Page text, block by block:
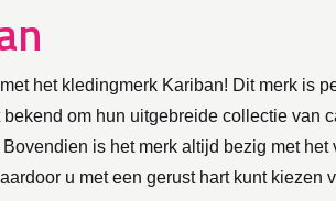
het kledingmerk Kariban! Dit merk is
om hun uitgebreide collectie van
is het merk altijd bezig met
u met een gerust hart kunt kiezen